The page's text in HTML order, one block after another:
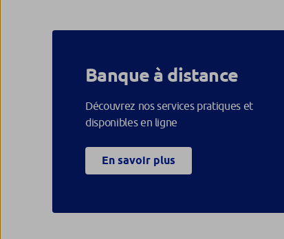
Banque à distance
Découvrez nos services pratiques et
disponibles en ligne
En savoir plus